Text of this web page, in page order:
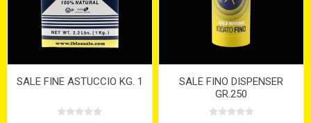
SALE FINE ASTUCCIO KG. 1
SALE FINO DISPENSER
GR.250